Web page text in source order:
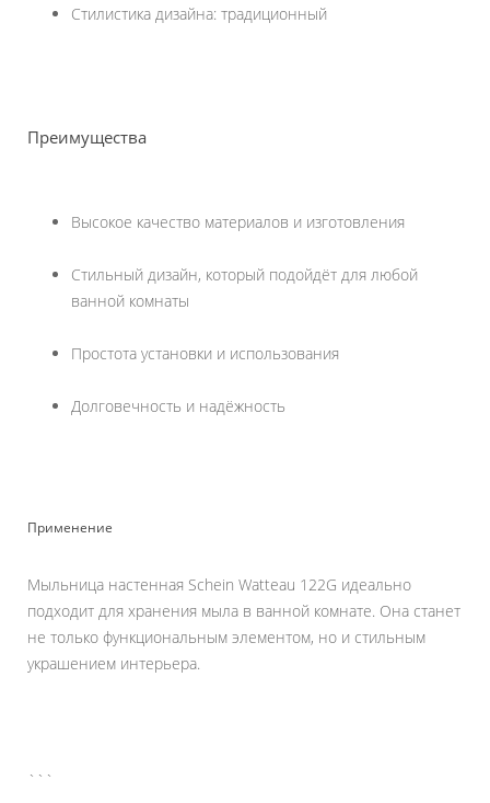
Стилистика дизайна: традиционный
Преимущества
Высокое качество материалов и изготовления
Стильный дизайн, который подойдёт для любой
ванной комнаты
Простота установки и использования
Долговечность и надёжность
Применение
Мыльница настенная Schein Watteau 122G идеально
подходит для хранения мыла в ванной комнате. Она станет
не только функциональным элементом, но и стильным
украшением интерьера.
```